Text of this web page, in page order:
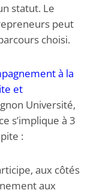
statut. Le
peut
choisi.
à la
et
Université,
s’implique à 3
:
aux côtés
aux